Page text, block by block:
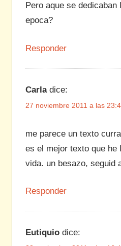
Pero aque se
epoca?
Responder
Carla dice:
27 noviembre 2011 a las
me parece un texto
es el mejor texto que he
vida. un besazo, seguid
Responder
Eutiquio dice: